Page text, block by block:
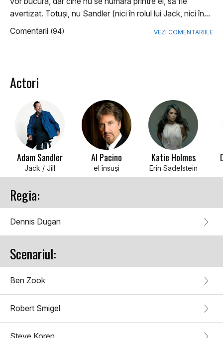
avertizat. Totuşi, nu Sandler (nici în rolul lui Jack, nici în...
Comentarii (94) VEZI COMENTARIILE
Actori
Adam Sandler
Jack / Jill
Al Pacino
el însuşi
Katie Holmes
Erin Sadelstein
Regia:
Dennis Dugan
Scenariul:
Ben Zook
Robert Smigel